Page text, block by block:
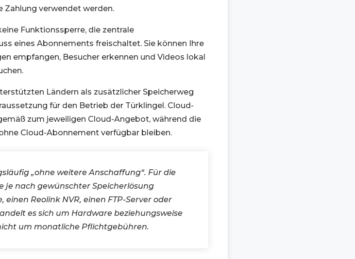
Zahlung verwendet werden.
Funktionssperre, die zentrale
eines Abonnements freischaltet. Sie können Ihre
empfangen, Besucher erkennen und Videos lokal
Ländern als zusätzlicher Speicherweg
für den Betrieb der Türklingel. Cloud-
zum jeweiligen Cloud-Angebot, während die
Cloud-Abonnement verfügbar bleiben.
„ohne weitere Anschaffung“. Für die
je nach gewünschter Speicherlösung
einen Reolink NVR, einen FTP-Server oder
es sich um Hardware beziehungsweise
um monatliche Pflichtgebühren.